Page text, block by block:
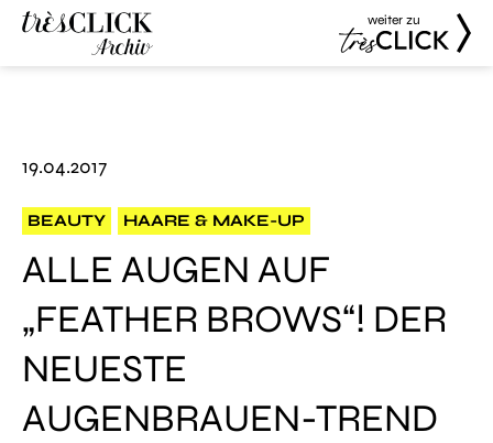
weiter zu
19.04.2017
BEAUTY HAARE & MAKE-UP
ALLE AUGEN AUF
„FEATHER BROWS“! DER
NEUESTE
AUGENBRAUEN-TREND